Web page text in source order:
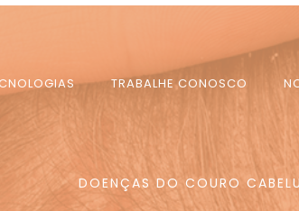
TRABALHE CONOSCO
DOENÇAS DO COURO